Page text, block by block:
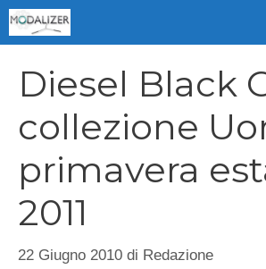
Vai
al
Diesel Black
collezione
primavera
2011
22 Giugno 2010 di Redazione